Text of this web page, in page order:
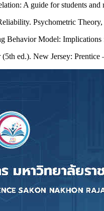
A guide for students and
Psychometric
Model:
ed.). New Jersey: Prentice